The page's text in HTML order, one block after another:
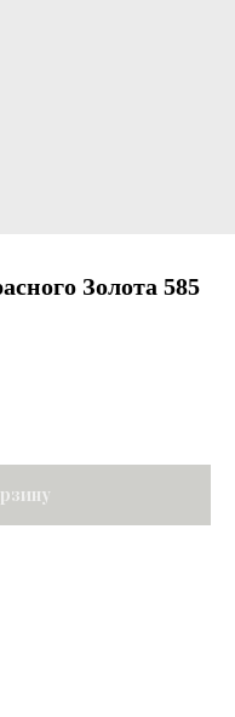
Золота 585